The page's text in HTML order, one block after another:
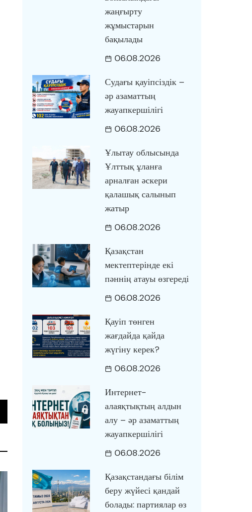
жаңғырту
жұмыстарын
бақылады
06.08.2026
Судағы қауіпсіздік –
әр азаматтың
жауапкершілігі
06.08.2026
Ұлытау облысында
Ұлттық ұланға
арналған әскери
қалашық салынып
жатыр
06.08.2026
Қазақстан
мектептерінде екі
пәннің атауы өзгереді
06.08.2026
Қауіп төнген
жағдайда қайда
жүгіну керек?
06.08.2026
Интернет-
алаяқтықтың алдын
алу – әр азаматтың
жауапкершілігі
06.08.2026
Қазақстандағы білім
беру жүйесі қандай
болады: партиялар өз